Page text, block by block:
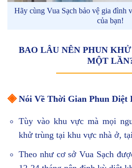
Hãy cùng Vua Sạch bảo vệ gia đình
của bạn!
BAO LÂU NÊN PHUN
MỘT
◈Nói Về Thời Gian Phun Diệt
Tùy vào khu vực mà mọi
khử trùng tại khu vực nhà ở,
Theo như cơ sở Vua Sạch